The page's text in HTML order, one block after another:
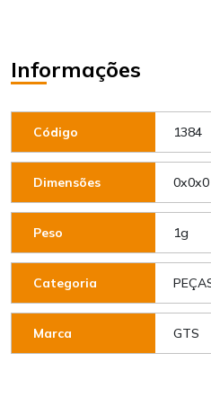
Informações
Código 1384
Dimensões 0x0x0
Peso 1g
Categoria
Marca GTS